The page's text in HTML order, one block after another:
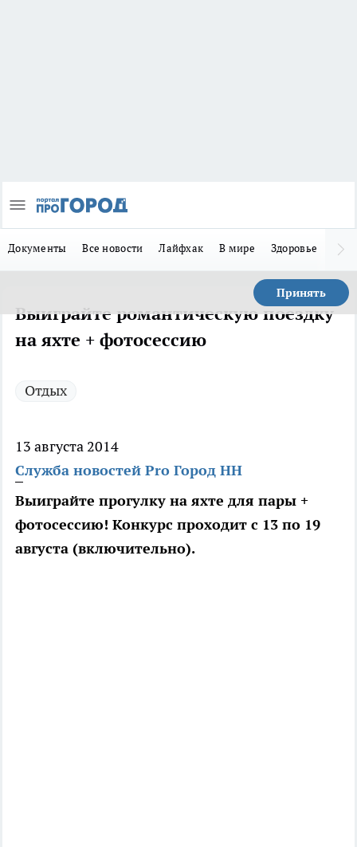
Документы Все новости Лайфхак В мире Здоровье
Принять
Выиграйте романтическую поездку
на яхте + фотосессию
Отдых
13 августа 2014
Служба новостей Pro Город НН
Выиграйте прогулку на яхте для пары +
фотосессию! Конкурс проходит с 13 по 19
августа (включительно).